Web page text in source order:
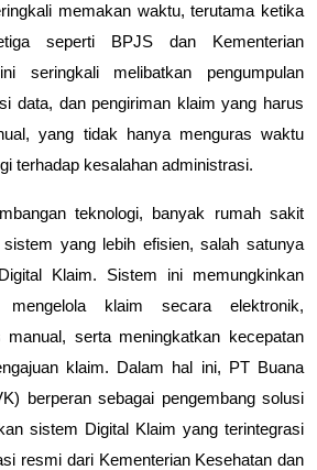
memakan waktu, terutama ketika
seperti BPJS dan Kementerian
seringkali melibatkan pengumpulan
data, dan pengiriman klaim yang harus
yang tidak hanya menguras waktu
terhadap kesalahan administrasi.
teknologi, banyak rumah sakit
yang lebih efisien, salah satunya
Digital Klaim. Sistem ini memungkinkan
klaim secara elektronik,
manual, serta meningkatkan kecepatan
klaim. Dalam hal ini, PT Buana
berperan sebagai pengembang solusi
sistem Digital Klaim yang terintegrasi
resmi dari Kementerian Kesehatan dan